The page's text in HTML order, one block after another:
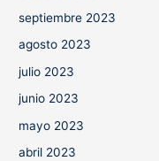
septiembre 2023
agosto 2023
julio 2023
junio 2023
mayo 2023
abril 2023